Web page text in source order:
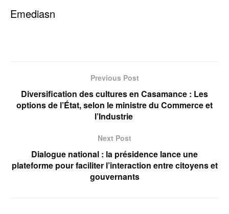
Emediasn
Previous Post
Diversification des cultures en Casamance : Les
options de l’État, selon le ministre du Commerce et
l’Industrie
Next Post
Dialogue national : la présidence lance une
plateforme pour faciliter l’interaction entre citoyens et
gouvernants